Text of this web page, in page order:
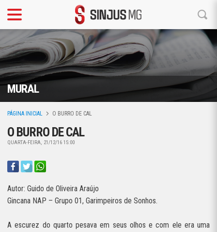
MURAL
PÁGINA INICIAL O BURRO DE CAL
O BURRO DE CAL
QUARTA-FEIRA, 21/12/16 15:00
Autor: Guido de Oliveira Araújo
Gincana NAP – Grupo 01, Garimpeiros de Sonhos.
A escurez do quarto pesava em seus olhos e com ele era uma